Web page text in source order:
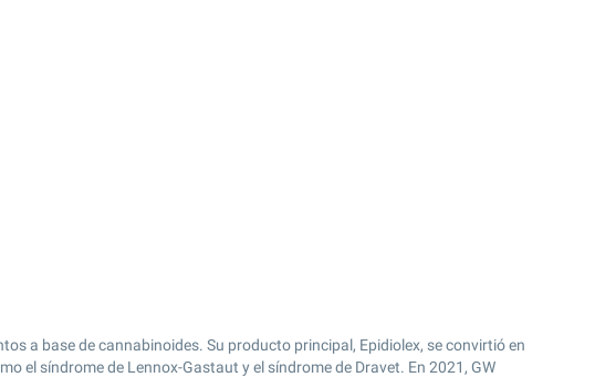
a base de cannabinoides. Su producto principal, Epidiolex, se convirtió en
el síndrome de Lennox-Gastaut y el síndrome de Dravet. En 2021, GW